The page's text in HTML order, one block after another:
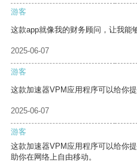
游客
这款app就像我的财务顾问，让我能
2025-06-07
游客
这款加速器VPM应用程序可以给你
2025-06-07
游客
这款加速器VPM应用程序可以给你
助你在网络上自由移动。